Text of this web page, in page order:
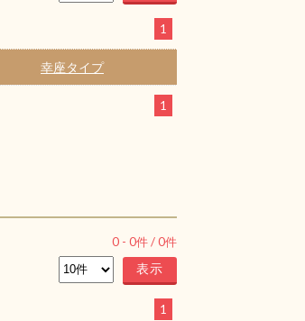
1
幸座タイプ
1
0 - 0件 /0件
1